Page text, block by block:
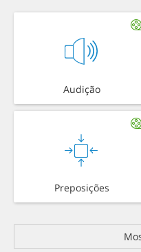
Audição
Preposições